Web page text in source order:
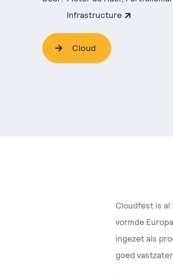
Infrastructure
Cloud
Cloudfest is
vormde
ingezet als
goed